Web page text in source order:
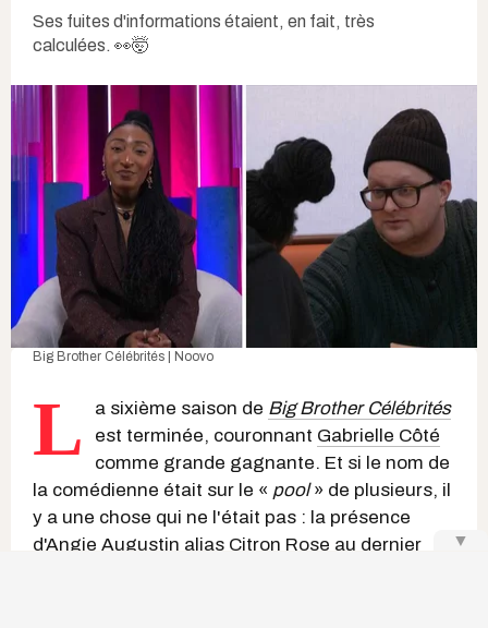
Ses fuites d'informations étaient, en fait, très
calculées. 👀🤯
Big Brother Célébrités | Noovo
L a sixième saison de Big Brother Célébrités
est terminée, couronnant Gabrielle Côté
comme grande gagnante. Et si le nom de
la comédienne était sur le « pool» de plusieurs, il
y a une chose qui ne l'était pas : la présence
d'Angie Augustin alias Citron Rose au dernier
▼